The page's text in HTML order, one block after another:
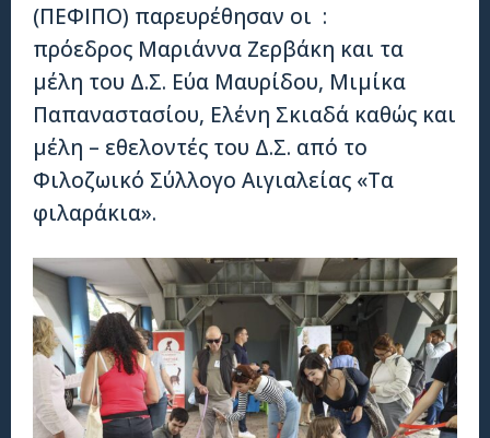
(ΠΕΦΙΠΟ) παρευρέθησαν οι :
πρόεδρος Μαριάννα Ζερβάκη και τα
μέλη του Δ.Σ. Εύα Μαυρίδου, Μιμίκα
Παπαναστασίου, Ελένη Σκιαδά καθώς και
μέλη – εθελοντές του Δ.Σ. από το
Φιλοζωικό Σύλλογο Αιγιαλείας «Τα
φιλαράκια».